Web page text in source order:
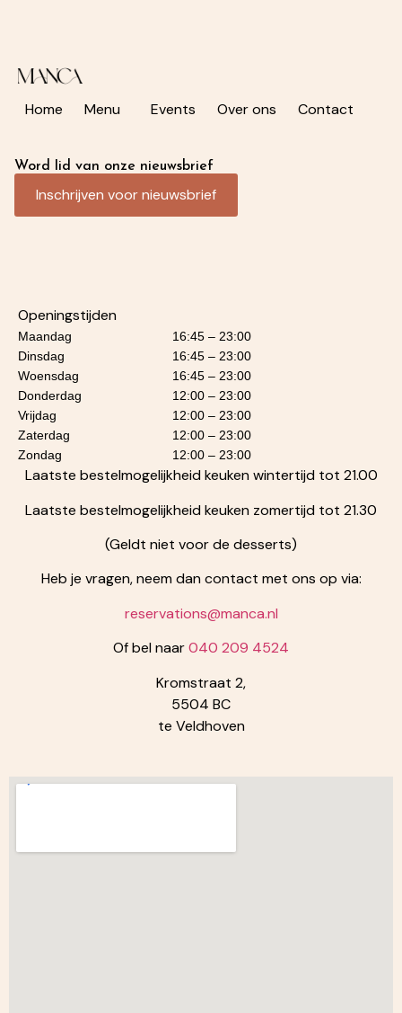
Home Menu Events Over ons Contact
Word lid van onze nieuwsbrief
Inschrijven voor nieuwsbrief
Openingstijden
Maandag
16:45 – 23:00
Dinsdag
16:45 – 23:00
Woensdag
16:45 – 23:00
Donderdag
12:00 – 23:00
Vrijdag
12:00 – 23:00
Zaterdag
12:00 – 23:00
Zondag
12:00 – 23:00
Laatste bestelmogelijkheid keuken wintertijd tot 21.00
Laatste bestelmogelijkheid keuken zomertijd tot 21.30
(Geldt niet voor de desserts)
Heb je vragen, neem dan contact met ons op via:
reservations@manca.nl
Of bel naar040 209 4524
Kromstraat 2,
5504 BC
te Veldhoven